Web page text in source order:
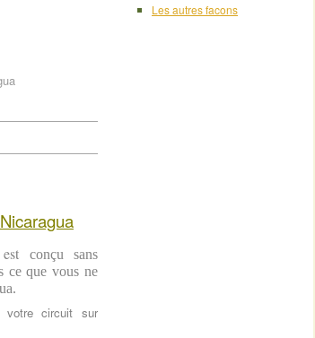
conçu sans
ce que vous ne
votre circuit sur
Les autres facons